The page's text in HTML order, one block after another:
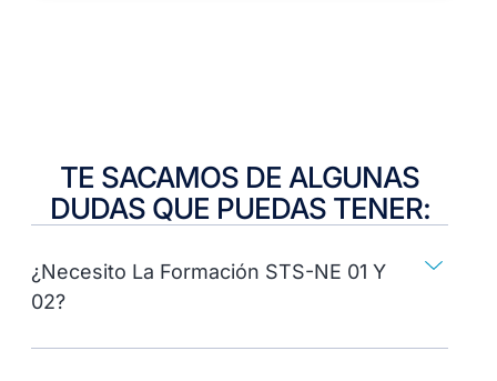
TE SACAMOS DE ALGUNAS
DUDAS QUE PUEDAS TENER:
¿Necesito La Formación STS-NE 01 Y
02?